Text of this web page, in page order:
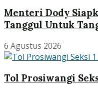
Menteri Dody
Tanggul Untuk
6 Agustus 2026
Tol Prosiwangi